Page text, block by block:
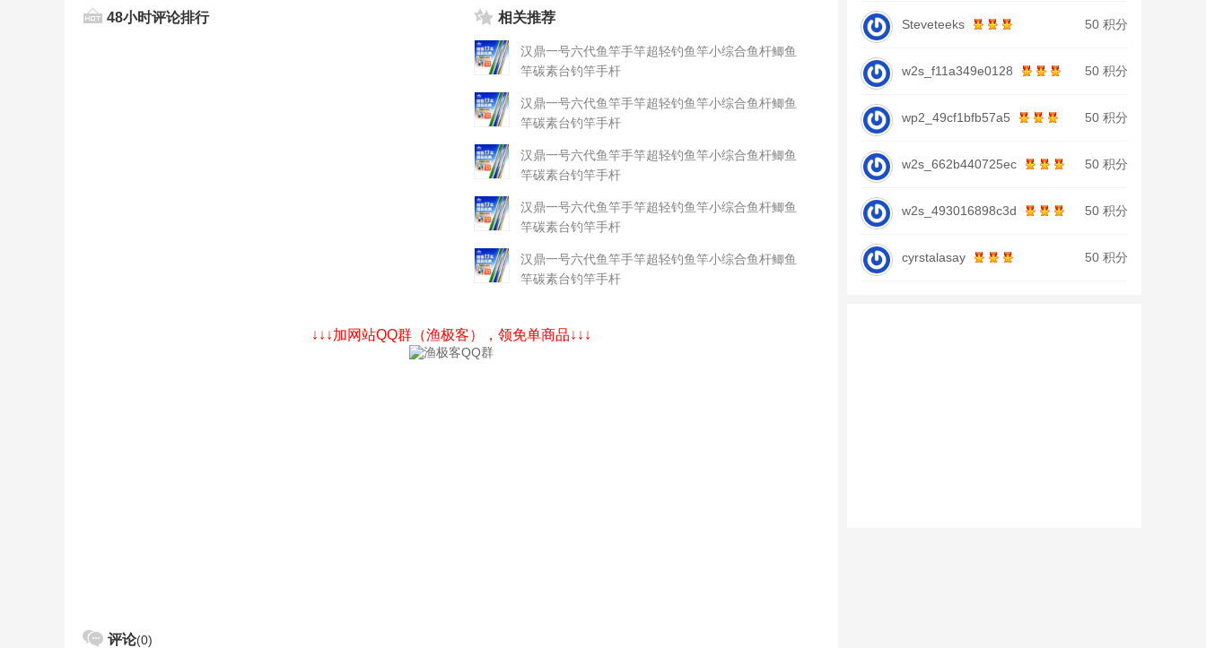
48小时评论排行 相关推荐
汉鼎一号六代鱼竿手竿超轻钓鱼竿小综合鱼杆鲫鱼
竿碳素台钓竿手杆
汉鼎一号六代鱼竿手竿超轻钓鱼竿小综合鱼杆鲫鱼
竿碳素台钓竿手杆
汉鼎一号六代鱼竿手竿超轻钓鱼竿小综合鱼杆鲫鱼
竿碳素台钓竿手杆
汉鼎一号六代鱼竿手竿超轻钓鱼竿小综合鱼杆鲫鱼
竿碳素台钓竿手杆
汉鼎一号六代鱼竿手竿超轻钓鱼竿小综合鱼杆鲫鱼
竿碳素台钓竿手杆
↓↓↓加网站QQ群（渔极客），领免单商品↓↓↓
评论(0)
Steveteeks 50 积分
w2s_f11a349e0128 50 积分
wp2_49cf1bfb57a5 50 积分
w2s_662b440725ec 50 积分
w2s_493016898c3d 50 积分
cyrstalasay 50 积分